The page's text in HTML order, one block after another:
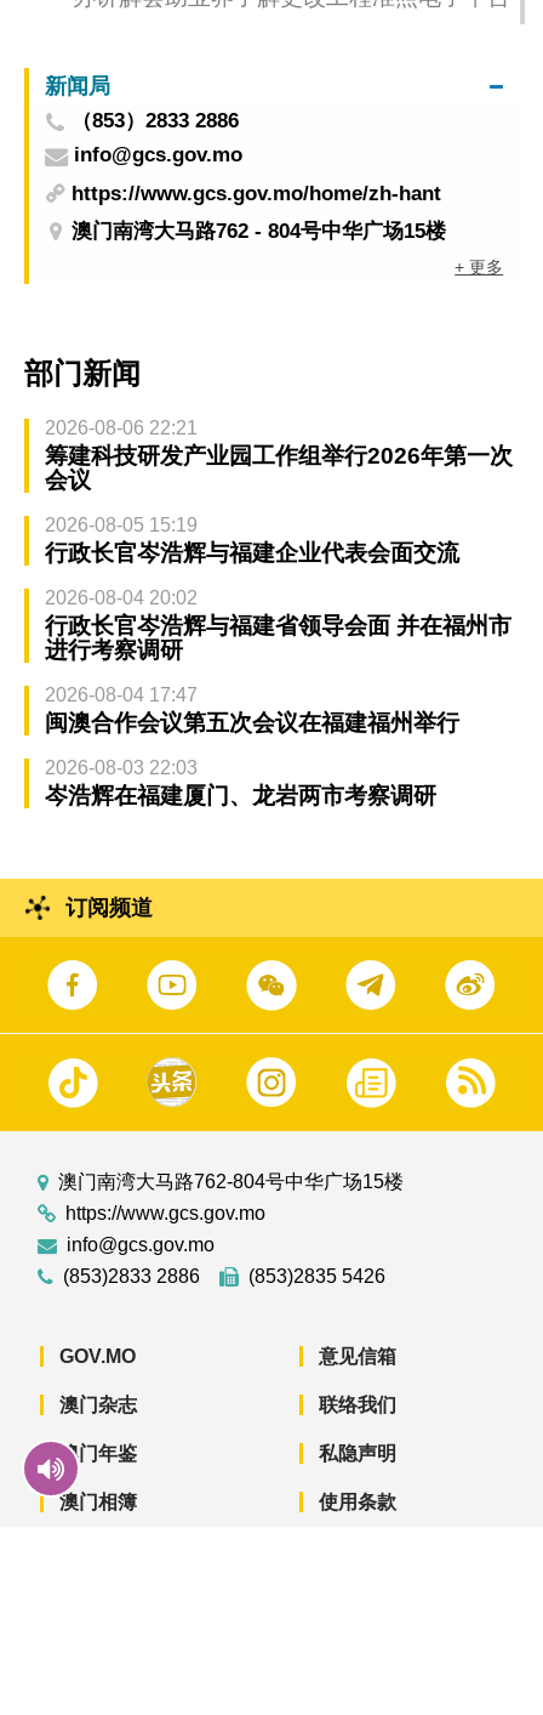
新闻局
（853）2833 2886
info@gcs.gov.mo
https://www.gcs.gov.mo/home/zh-hant
澳门南湾大马路762 - 804号中华广场15楼
+ 更多
部门新闻
2026-08-06 22:21
筹建科技研发产业园工作组举行2026年第一次
会议
2026-08-05 15:19
行政长官岑浩辉与福建企业代表会面交流
2026-08-04 20:02
行政长官岑浩辉与福建省领导会面 并在福州市
进行考察调研
2026-08-04 17:47
闽澳合作会议第五次会议在福建福州举行
2026-08-03 22:03
岑浩辉在福建厦门、龙岩两市考察调研
订阅频道
澳门南湾大马路762-804号中华广场15楼
https://www.gcs.gov.mo
info@gcs.gov.mo
(853)2833 2886
(853)2835 5426
GOV.MO
澳门杂志
澳门年鉴
澳门相簿
意见信箱
联络我们
私隐声明
使用条款